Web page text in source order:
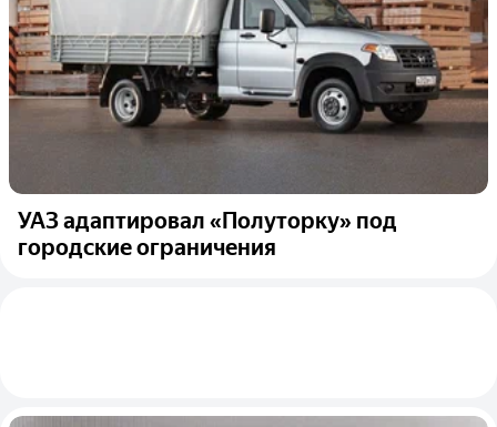
УАЗ адаптировал «Полуторку» под
городские ограничения